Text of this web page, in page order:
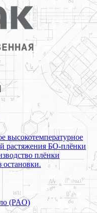
высокотемпературное
растяжения БО-плёнки
плёнки
(PAO)